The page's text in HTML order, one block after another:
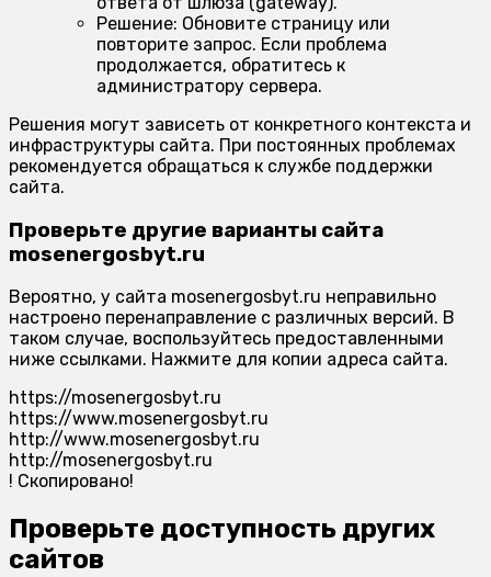
Решение: Обновите страницу или
повторите запрос. Если проблема
продолжается, обратитесь к
администратору сервера.
Решения могут зависеть от конкретного контекста и
инфраструктуры сайта. При постоянных проблемах
рекомендуется обращаться к службе поддержки
сайта.
Проверьте другие варианты сайта
mosenergosbyt.ru
Вероятно, у сайта mosenergosbyt.ru неправильно
настроено перенаправление с различных версий. В
таком случае, воспользуйтесь предоставленными
ниже ссылками. Нажмите для копии адреса сайта.
https://mosenergosbyt.ru
https://www.mosenergosbyt.ru
http://www.mosenergosbyt.ru
http://mosenergosbyt.ru
! Скопировано!
Проверьте доступность других
сайтов